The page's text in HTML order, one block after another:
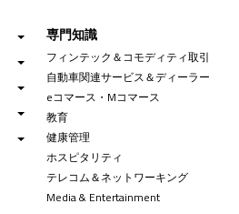
専門知識
フィンテック＆コモディティ取引
自動車関連サービス＆ディーラー
eコマース・Mコマース
教育
健康管理
ホスピタリティ
テレコム＆ネットワーキング
Media & Entertainment